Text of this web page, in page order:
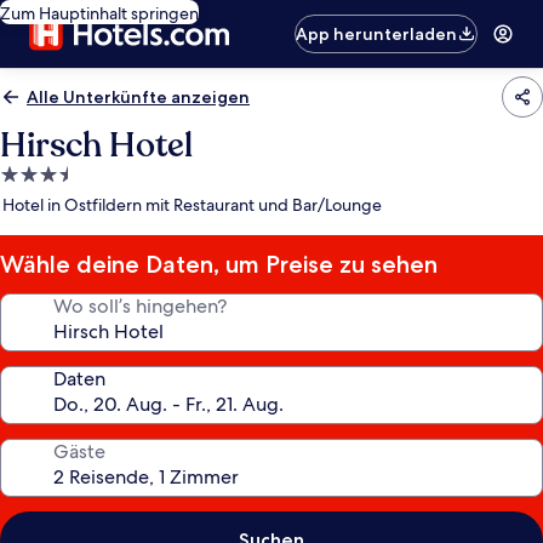
Zum Hauptinhalt springen
App herunterladen
Alle Unterkünfte anzeigen
Hirsch Hotel
3.5-
Sterne-
Hotel in Ostfildern mit Restaurant und Bar/Lounge
Wähle deine Daten, um Preise zu sehen
Wo soll’s hingehen?
Daten
Gäste